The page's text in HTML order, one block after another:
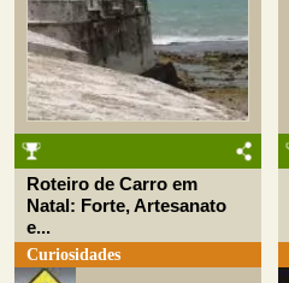
Roteiro de Carro em
Natal: Forte, Artesanato
e...
Curiosidades